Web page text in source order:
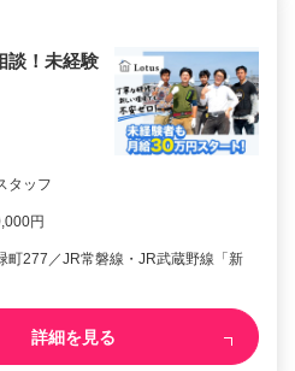
談！未経験
タッフ
円
町277／JR常磐線・JR武蔵野線「新
詳細を見る